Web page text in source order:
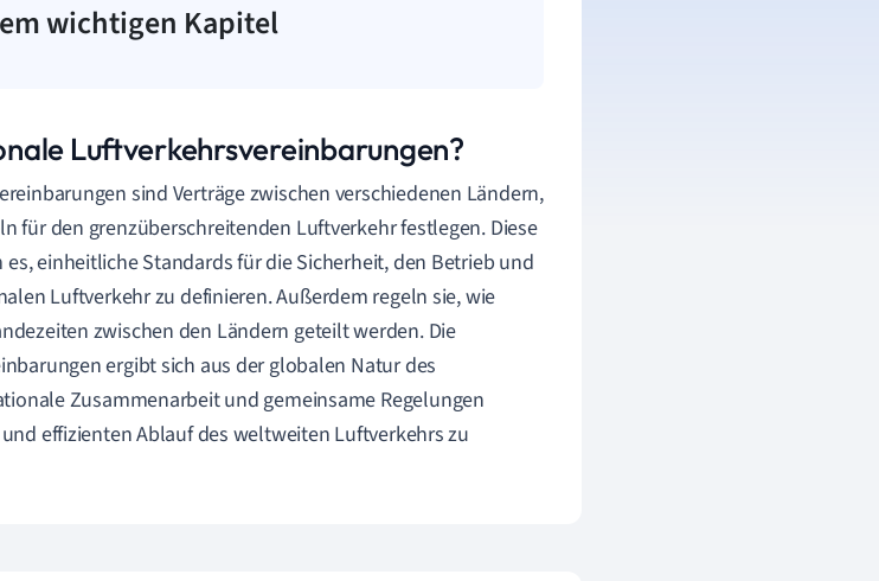
wichtigen Kapitel
Luftverkehrsvereinbarungen?
sind Verträge zwischen verschiedenen Ländern,
für den grenzüberschreitenden Luftverkehr festlegen. Diese
einheitliche Standards für die Sicherheit, den Betrieb und
Luftverkehr zu definieren. Außerdem regeln sie, wie
zwischen den Ländern geteilt werden. Die
ergibt sich aus der globalen Natur des
Zusammenarbeit und gemeinsame Regelungen
effizienten Ablauf des weltweiten Luftverkehrs zu